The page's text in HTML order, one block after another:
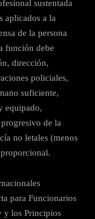
sustentada
aplicados a la
de la persona
función debe
dirección,
policiales,
suficiente,
equipado,
de la
no letales (menos
para Funcionarios
y los Principios